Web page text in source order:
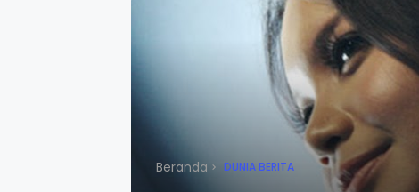
Beranda DUNIA BERITA